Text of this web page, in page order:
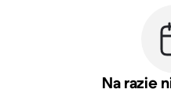
Na razie